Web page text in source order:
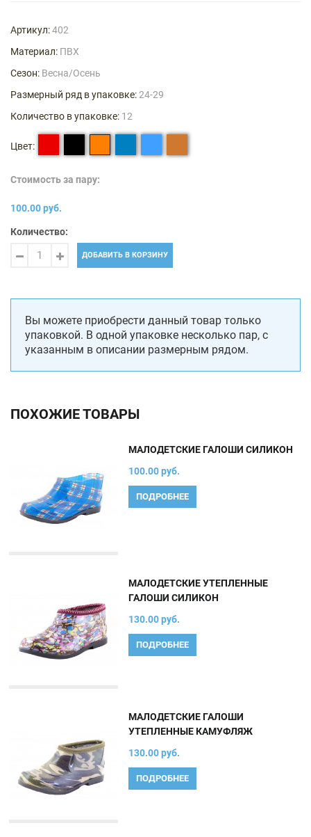
Артикул:402
Материал: ПВХ
Сезон: Весна/Осень
Размерный ряд в упаковке:24-29
Количество в упаковке: 12
Цвет:
Стоимость за пару:
100.00 руб.
Количество:
ДОБАВИТЬ В КОРЗИНУ
Вы можете приобрести данный товар только
упаковкой. В одной упаковке несколько пар, с
указанным в описании размерным рядом.
ПОХОЖИЕ ТОВАРЫ
МАЛОДЕТСКИЕ ГАЛОШИ СИЛИКОН
100.00 руб.
ПОДРОБНЕЕ
МАЛОДЕТСКИЕ УТЕПЛЕННЫЕ
ГАЛОШИ СИЛИКОН
130.00 руб.
ПОДРОБНЕЕ
МАЛОДЕТСКИЕ ГАЛОШИ
УТЕПЛЕННЫЕ КАМУФЛЯЖ
130.00 руб.
ПОДРОБНЕЕ